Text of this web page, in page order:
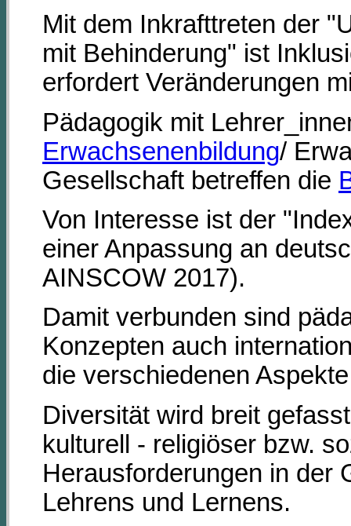
Mit dem Inkrafttreten der
mit Behinderung" ist
erfordert Veränderungen
Pädagogik mit
Erwachsenenbildung/
Gesellschaft betreffen die
Von Interesse ist der
einer Anpassung an
AINSCOW 2017).
Damit verbunden sind
Konzepten auch
die verschiedenen
Diversität wird breit
kulturell - religiöser bzw.
Herausforderungen in der
Lehrens und Lernens.